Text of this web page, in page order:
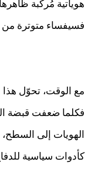
هوياتية مُركّبة
فسيفساء متوترة من
مع الوقت، تحوّل هذا
الهويات إلى السطح،
كأدوات سياسية